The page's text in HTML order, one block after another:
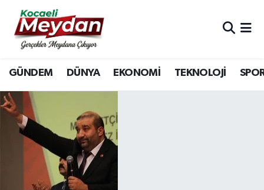
GÜNDEM DÜNYA EKONOMİ TEKNOLOJİ
Nöbetçi Eczaneler
Hava Durumu
Trafik Durumu
Süper Lig Puan Durumu ve Fikstür
Tüm Manşetler